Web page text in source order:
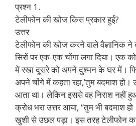
प्रश्न 1.
टेलीफोन की खोज किस प्रकार हुई?
उत्तर
टेलीफोन की खोज करने वाले वैज्ञानिक ने
सिरों पर एक-एक चोंगा लगा दिया। एक
में रखा दूसरे को अपने दुश्मन के घर में।
अपने चोंगे में कहता रहा,’तुम बदमाश हो।
आता था। लेकिन इससे वह निराश नहीं
क्रोध भरा उत्तर आया, “तुम भी बदमाश
खुशी से उछल पड़ा। इस तरह टेलीफोन